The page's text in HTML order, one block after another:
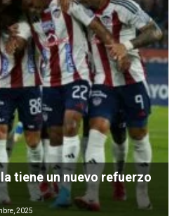
tiene un nuevo refuerzo
2025